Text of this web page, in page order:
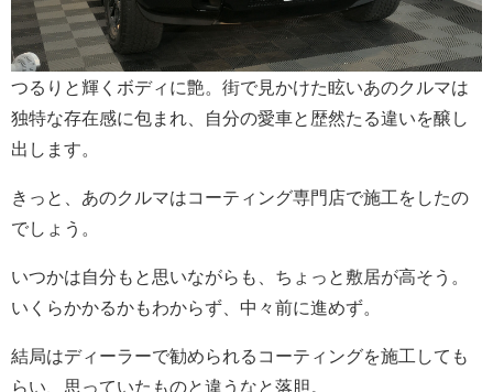
つるりと輝くボディに艶。街で見かけた眩いあのクルマは
独特な存在感に包まれ、自分の愛車と歴然たる違いを醸し
出します。
きっと、あのクルマはコーティング専門店で施工をしたの
でしょう。
いつかは自分もと思いながらも、ちょっと敷居が高そう。
いくらかかるかもわからず、中々前に進めず。
結局はディーラーで勧められるコーティングを施工しても
らい、思っていたものと違うなと落胆。